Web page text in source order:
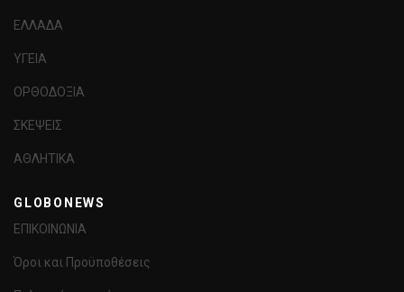
ΕΛΛΑΔΑ
ΥΓΕΙΑ
ΟΡΘΟΔΟΞΙΑ
ΣΚΕΨΕΙΣ
ΑΘΛΗΤΙΚΑ
GLOBONEWS
ΕΠΙΚΟΙΝΩΝΙΑ
Όροι και Προϋποθέσεις